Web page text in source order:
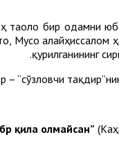
таоло бир одамни
Мусо алайҳиссалом
қурилганининг
– “сўзловчи